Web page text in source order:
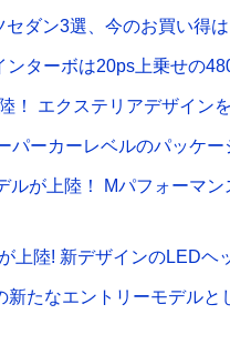
ダン3選、今のお買い得
ターボは20ps上乗せの
！ エクステリアデザイン
ーカーレベルのパッケー
が上陸！ Mパフォーマ
上陸! 新デザインのLEDヘ
たなエントリーモデルと